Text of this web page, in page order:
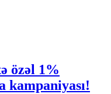
özəl 1%
kampaniyası!